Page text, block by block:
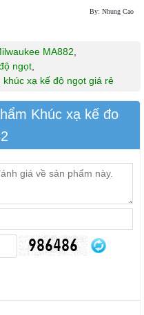
By: Nhung Cao
MA882
ngọt
khúc xạ kế độ ngọt giá rẻ
Khúc xạ kế đo